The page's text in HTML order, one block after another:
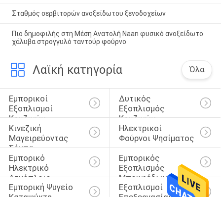
Σταθμός σερβιτορών ανοξείδωτου ξενοδοχείων
Πιο δημοφιλής στη Μέση Ανατολή Naan φυσικό ανοξείδωτο
χάλυβα στρογγυλό ταντούρ φούρνο
Λαϊκή κατηγορία Όλα
Εμπορικοί
Εξοπλισμοί
Κουζινών
Δυτικός
Εξοπλισμός
Κουζινών
Κινεζική
Μαγειρεύοντας
Σόμπα
Ηλεκτρικοί
Φούρνοι Ψησίματος
Εμπορικό
Ηλεκτρικό
Ατμόπλοιο
Εμπορικός
Εξοπλισμός
Μπουφέδων
Εμπορική Ψυγείο
Εξοπλισμοί